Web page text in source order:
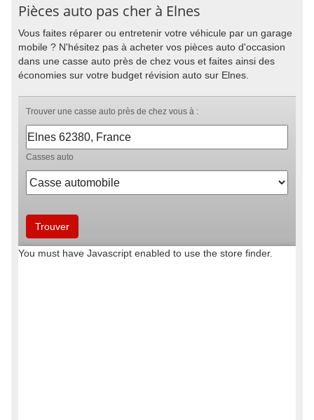
Pièces auto pas cher à Elnes
Vous faites réparer ou entretenir votre véhicule par un garage
mobile ? N'hésitez pas à acheter vos pièces auto d'occasion
dans une casse auto près de chez vous et faites ainsi des
économies sur votre budget révision auto sur Elnes.